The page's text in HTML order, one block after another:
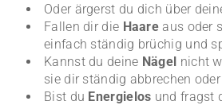
Oder ärgerst du dich über
Fallen dir die Haare aus oder
einfach ständig brüchig und
Kannst du deine Nägel nicht
sie dir ständig abbrechen
Bist du Energielos und fragst